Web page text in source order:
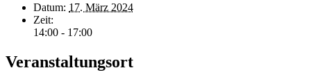
Datum: 17. März 2024
Zeit:
14:00 - 17:00
Veranstaltungsort